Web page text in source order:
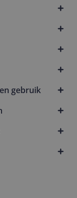
gebruik